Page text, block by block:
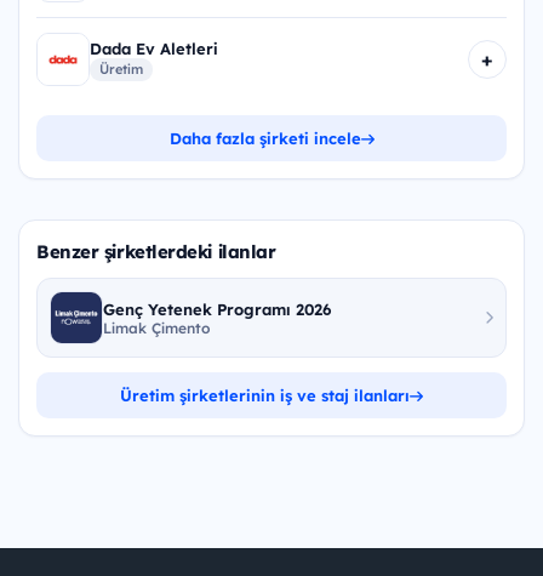
Dada Ev Aletleri
Üretim +
Daha fazla şirketi incele
Benzer şirketlerdeki ilanlar
Genç Yetenek Programı 2026
Limak Çimento
Üretim şirketlerinin iş ve staj ilanları